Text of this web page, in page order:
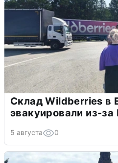
Склад Wildberries в
эвакуировали из-
5 августа 0